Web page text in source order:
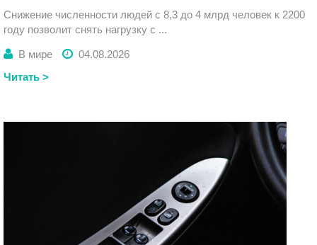
Снижение численности людей с 8,3 до 4 млрд человек к 2200
году позволит снять нагрузку с ...
В мире
04.08.2026
Читать >